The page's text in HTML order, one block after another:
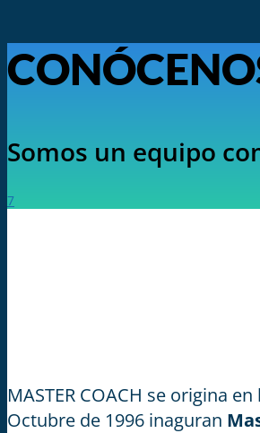
Somos un equipo
7
MASTER COACH se origina
Octubre de 1996 inaguran